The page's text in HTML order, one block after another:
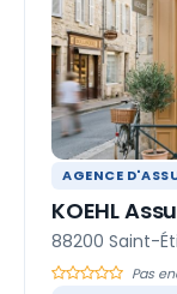
AGENCE
KOEHL
88200 Saint-
Pas